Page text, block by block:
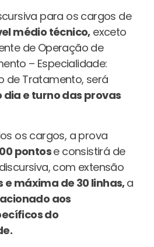
para os cargos de
médio técnico,exceto
de Operação de
– Especialidade:
de Tratamento, será
dia e turno das provas
os cargos, a prova
pontose consistirá de
com extensão
e máxima de 30 linhas,a
aos
do